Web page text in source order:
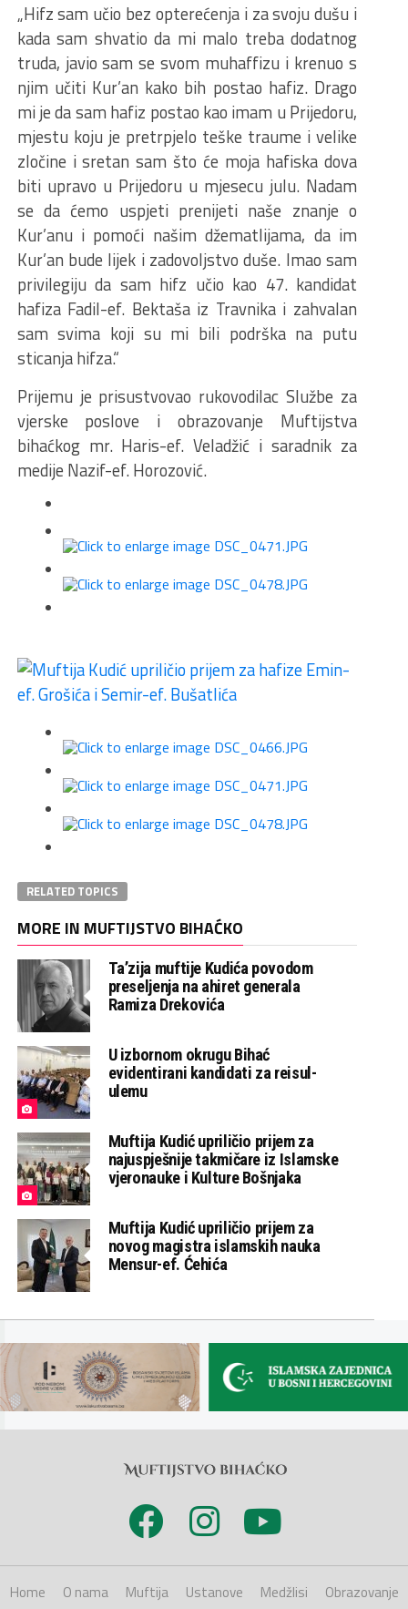
„Hifz sam učio bez opterećenja i za svoju dušu i
kada sam shvatio da mi malo treba dodatnog
truda, javio sam se svom muhaffizu i krenuo s
njim učiti Kur’an kako bih postao hafiz. Drago
mi je da sam hafiz postao kao imam u Prijedoru,
mjestu koju je pretrpjelo teške traume i velike
zločine i sretan sam što će moja hafiska dova
biti upravo u Prijedoru u mjesecu julu. Nadam
se da ćemo uspjeti prenijeti naše znanje o
Kur’anu i pomoći našim džematlijama, da im
Kur’an bude lijek i zadovoljstvo duše. Imao sam
privilegiju da sam hifz učio kao 47. kandidat
hafiza Fadil-ef. Bektaša iz Travnika i zahvalan
sam svima koji su mi bili podrška na putu
sticanja hifza.“
Prijemu je prisustvovao rukovodilac Službe za
vjerske poslove i obrazovanje Muftijstva
bihaćkog mr. Haris-ef. Veladžić i saradnik za
medije Nazif-ef. Horozović.
RELATED TOPICS
MORE IN MUFTIJSTVO BIHAĆKO
Ta’zija muftije Kudića povodom
preseljenja na ahiret generala
Ramiza Drekovića
U izbornom okrugu Bihać
evidentirani kandidati za reisul-
ulemu
Muftija Kudić upriličio prijem za
najuspješnije takmičare iz Islamske
vjeronauke i Kulture Bošnjaka
Muftija Kudić upriličio prijem za
novog magistra islamskih nauka
Mensur-ef. Ćehića
Home O nama Muftija Ustanove Medžlisi
Obrazovanje